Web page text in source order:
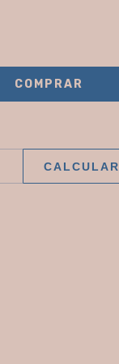
CALCULAR